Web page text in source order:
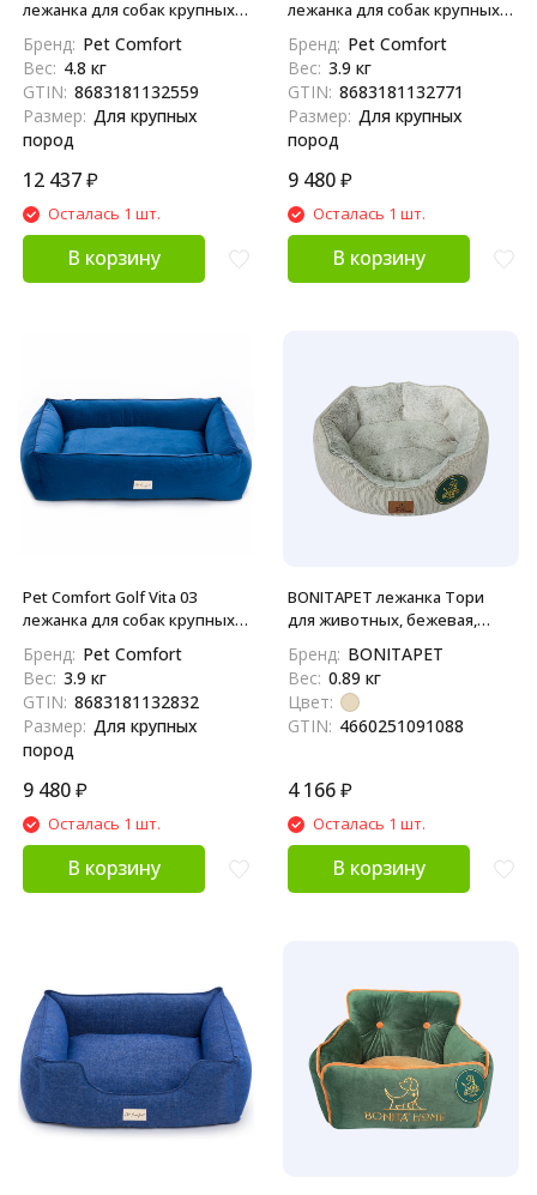
лежанка для собак крупных
пород, размер L (85х105 см),
коричневый
Бренд: Pet Comfort
Вес: 4.8 кг
GTIN: 8683181132559
Размер: Для крупных
пород
12 437₽
Осталась 1 шт.
В корзину
лежанка для собак крупных
пород, размер L (85х105 см),
серый
Бренд: Pet Comfort
Вес: 3.9 кг
GTIN: 8683181132771
Размер: Для крупных
пород
9 480₽
Осталась 1 шт.
В корзину
Pet Comfort Golf Vita 03
лежанка для собак крупных
пород, размер L (85х105 см),
синий
Бренд: Pet Comfort
Вес: 3.9 кг
GTIN: 8683181132832
Размер: Для крупных
пород
9 480₽
Осталась 1 шт.
В корзину
BONITAPET лежанка Тори
для животных, бежевая,
Бренд: BONITAPET
Вес: 0.89 кг
Цвет:
GTIN: 4660251091088
4 166₽
Осталась 1 шт.
В корзину